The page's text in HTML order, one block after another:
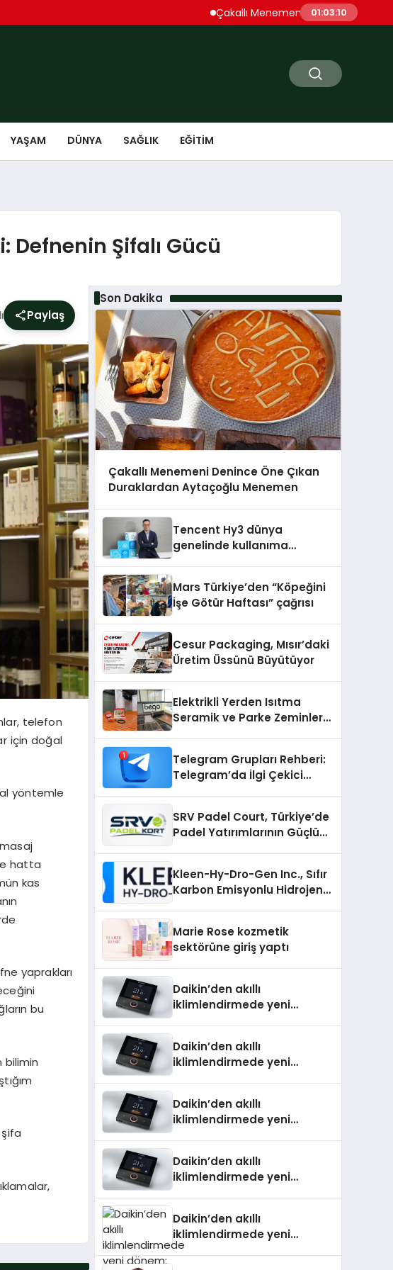
Çakallı Menemeni Denince Öne Çıkan
01:03:11
YAŞAM DÜNYA SAĞLIK EĞITIM
Defnenin Şifalı Gücü
Paylaş
telefon
için doğal
yöntemle
hatta
kas
yaprakları
bu
bilimin
şifa
Son Dakika
Çakallı Menemeni Denince Öne Çıkan
Duraklardan Aytaçoğlu Menemen
Tencent Hy3 dünya
genelinde kullanıma
Mars Türkiye’den “Köpeğini
İşe Götür Haftası” çağrısı
Cesur Packaging, Mısır’daki
Üretim Üssünü Büyütüyor
Elektrikli Yerden Isıtma
Seramik ve Parke Zeminler
Telegram Grupları Rehberi:
Telegram’da İlgi Çekici
SRV Padel Court, Türkiye’de
Padel Yatırımlarının Güçlü
Kleen-Hy-Dro-Gen Inc., Sıfır
Karbon Emisyonlu Hidrojen
Aldı
Marie Rose kozmetik
sektörüne giriş yaptı
Daikin’den akıllı
iklimlendirmede yeni
Daikin’den akıllı
iklimlendirmede yeni
Daikin’den akıllı
iklimlendirmede yeni
Daikin’den akıllı
iklimlendirmede yeni
Daikin’den akıllı
iklimlendirmede yeni
dönem: Madoka Plus